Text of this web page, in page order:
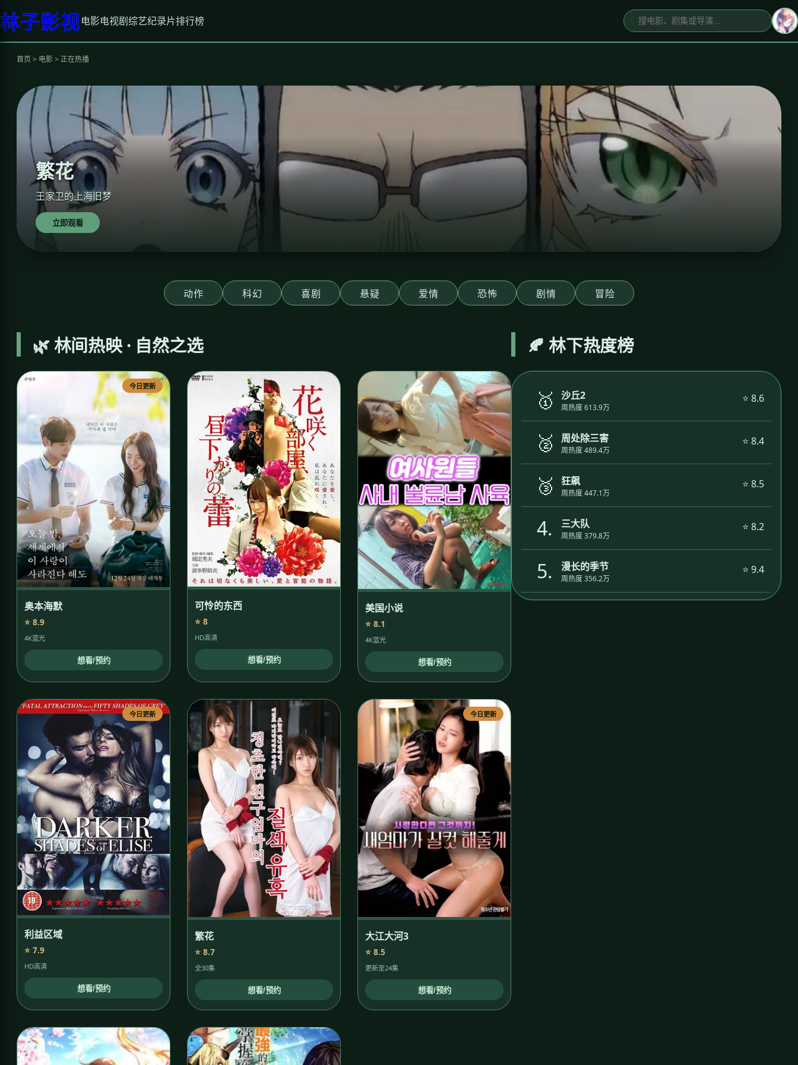
林子影视电影电视剧综艺纪录片排行榜
首页 > 电影 > 正在热播
繁花
王家卫的上海旧梦
立即观看
动作 科幻 喜剧 悬疑 爱情 恐怖 剧情 冒险
🌿 林间热映 · 自然之选
今日更新
奥本海默
⭐ 8.9
4K蓝光
想看/预约
可怜的东西
⭐ 8
HD高清
想看/预约
美国小说
⭐ 8.1
4K蓝光
想看/预约
今日更新
利益区域
⭐ 7.9
HD高清
想看/预约
繁花
⭐ 8.7
全30集
想看/预约
今日更新
大江大河3
⭐ 8.5
更新至24集
想看/预约
🍂 林下热度榜
🥇 沙丘2
周热度 613.9万
⭐ 8.6
🥈 周处除三害
周热度 489.4万
⭐ 8.4
🥉 狂飙
周热度 447.1万
⭐ 8.5
4. 三大队
周热度 379.8万
⭐ 8.2
5. 漫长的季节
周热度 356.2万
⭐ 9.4